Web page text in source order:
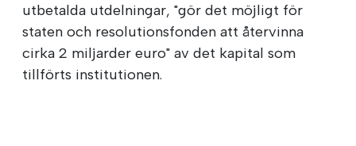
utbetalda utdelningar, "gör det möjligt för
staten och resolutionsfonden att återvinna
cirka 2 miljarder euro" av det kapital som
tillförts institutionen.